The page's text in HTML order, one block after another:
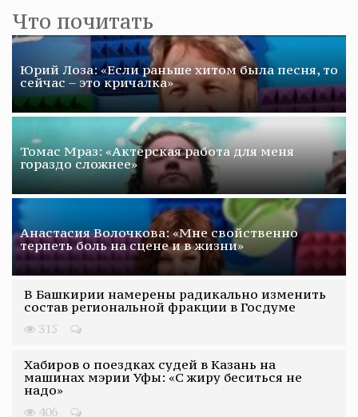
Что почитать
Юрий Лоза: «Если раньше хитом была песня, то
сейчас – это кричалка»
Томас Мраз: «Актерская работа для меня
гораздо сложнее»
Анастасия Волочкова: «Мне свойственно
терпеть боль на сцене и в жизни»
В Башкирии намерены радикально изменить
состав региональной фракции в Госдуме
315
Хабиров о поездках судей в Казань на
машинах мэрии Уфы: «С жиру беситься не
надо»
406